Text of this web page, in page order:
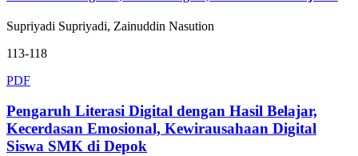
Supriyadi Supriyadi, Zainuddin Nasution
113-118
PDF
Pengaruh Literasi Digital dengan Hasil Belajar,
Kecerdasan Emosional, Kewirausahaan Digital
Siswa SMK di Depok